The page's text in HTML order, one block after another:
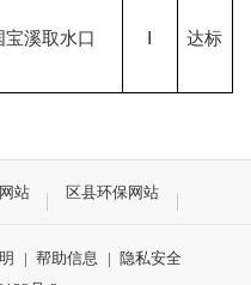
溪取水口 Ⅰ 达标
站 区县环保网站
| 帮助信息 | 隐私安全